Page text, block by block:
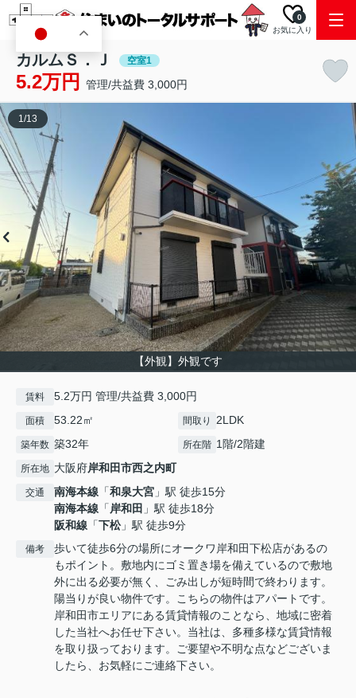
お気に入り
0
カルムＳ．Ｊ 空室1
5.2万円 管理/共益費 3,000円
【外観】外観です
1/13
賃料 5.2万円 管理/共益費 3,000円
面積 53.22㎡ 間取り 2LDK
築年数 築32年 所在階 1階/2階建
所在地 大阪府岸和田市西之内町
交通 南海本線 「和泉大宮 」駅 徒歩15分
南海本線 「岸和田 」駅 徒歩18分
阪和線 「下松」駅 徒歩9分
備考
歩いて徒歩6分の場所にオークワ岸和田下松店があるの
もポイント。敷地内にゴミ置き場を備えているので敷地
外に出る必要が無く、ごみ出しが短時間で終わります。
陽当りが良い物件です。こちらの物件はアパートです。
岸和田市エリアにある賃貸情報のことなら、地域に密着
した当社へお任せ下さい。当社は、多種多様な賃貸情報
を取り扱っております。ご要望や不明な点などございま
したら、お気軽にご連絡下さい。